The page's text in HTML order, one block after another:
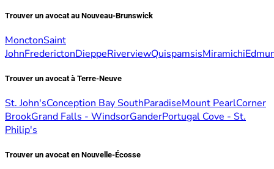
Trouver un avocat au Nouveau-Brunswick
MonctonSaint
JohnFrederictonDieppeRiverviewQuispamsisMiramichi
Trouver un avocat à Terre-Neuve
St. John'sConception Bay SouthParadiseMount PearlCorner
BrookGrand Falls - WindsorGanderPortugal Cove - St.
Philip's
Trouver un avocat en Nouvelle-Écosse